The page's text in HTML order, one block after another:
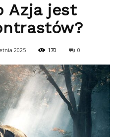
Azja jest
2025 170 0